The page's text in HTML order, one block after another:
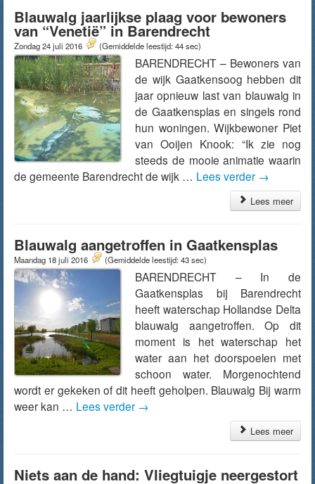
Blauwalg jaarlijkse plaag voor bewoners
van “Venetië” in Barendrecht
Zondag 24 juli 2016 (Gemiddelde leestijd: 44 sec)
BARENDRECHT – Bewoners van
de wijk Gaatkensoog hebben dit
jaar opnieuw last van blauwalg in
de Gaatkensplas en singels rond
hun woningen. Wijkbewoner Piet
van Ooijen Knook: “Ik zie nog
steeds de mooie animatie waarin
de gemeente Barendrecht de wijk … Lees verder →
Lees meer
Blauwalg aangetroffen in Gaatkensplas
Maandag 18 juli 2016 (Gemiddelde leestijd: 43 sec)
BARENDRECHT – In de
Gaatkensplas bij Barendrecht
heeft waterschap Hollandse Delta
blauwalg aangetroffen. Op dit
moment is het waterschap het
water aan het doorspoelen met
schoon water. Morgenochtend
wordt er gekeken of dit heeft geholpen. Blauwalg Bij warm
weer kan … Lees verder →
Lees meer
Niets aan de hand: Vliegtuigje neergestort